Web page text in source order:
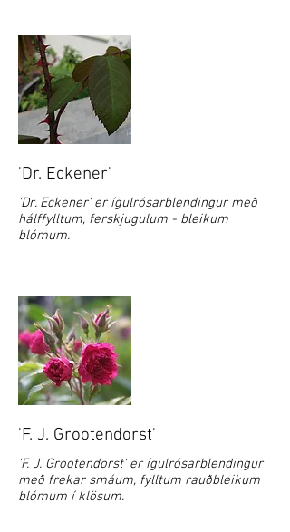
'Dr. Eckener'
'Dr. Eckener' er ígulrósarblendingur með
hálffylltum, ferskjugulum - bleikum
blómum.
'F. J. Grootendorst'
'F. J. Grootendorst' er ígulrósarblendingur
með frekar smáum, fylltum rauðbleikum
blómum í klösum.